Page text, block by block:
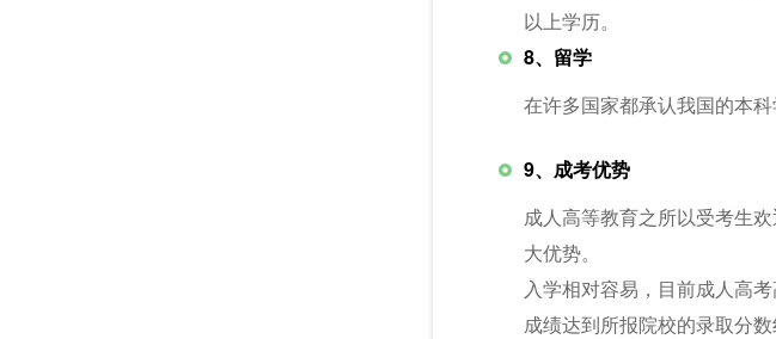
以上学历。
8、留学
在许多国家都承认我国的本
9、成考优势
成人高等教育之所以受考生
大优势。
入学相对容易，目前成人高
成绩达到所报院校的录取分